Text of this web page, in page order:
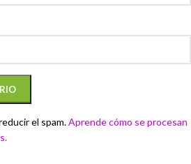
el spam.Aprende cómo se procesan